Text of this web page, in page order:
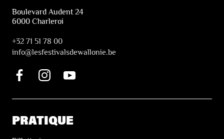
Boulevard Audent 24
6000 Charleroi
+32 71 51 78 00
info@lesfestivalsdewallonie.be
PRATIQUE